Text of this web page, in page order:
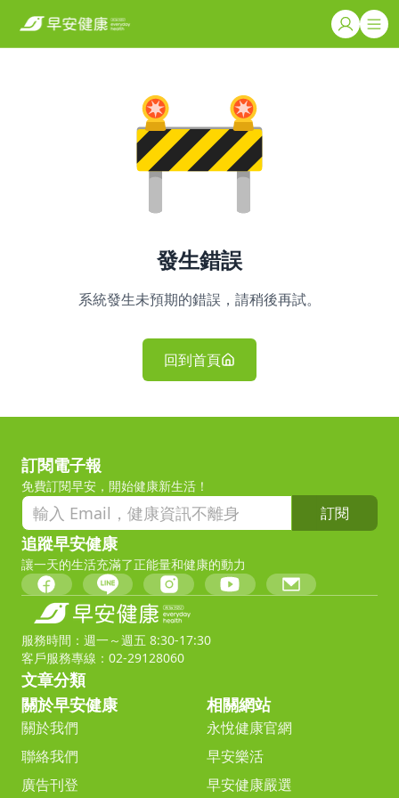
發生錯誤
系統發生未預期的錯誤，請稍後再試。
回到首頁
訂閱電子報
免費訂閱早安，開始健康新生活！
訂閱
追蹤早安健康
讓一天的生活充滿了正能量和健康的動力
服務時間：週一～週五 8:30-17:30
客戶服務專線：02-29128060
文章分類
關於早安健康
關於我們
聯絡我們
廣告刊登
相關網站
永悅健康官網
早安樂活
早安健康嚴選